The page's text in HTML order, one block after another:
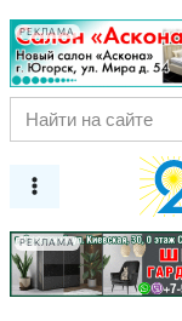
РЕКЛАМА
РЕКЛАМА